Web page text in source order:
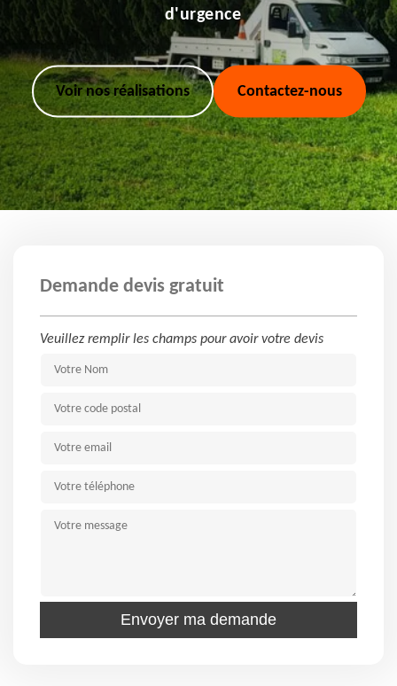
d'urgence
Voir nos réalisations Contactez-nous
Demande devis gratuit
Veuillez remplir les champs pour avoir votre devis